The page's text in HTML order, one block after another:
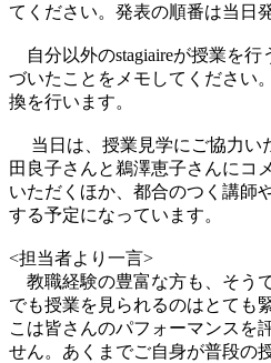
てください。発表の順番は当日
自分以外のstagiaireが授業を行
づいたことをメモしてください
換を行います。
当日は、授業見学にご協力い
田良子さんと鵜澤恵子さんにコ
いただくほか、都合のつく講師
する予定になっています。
<担当者より一言>
教職経験の豊富な方も、そう
でも授業を見られるのはとても
こは皆さんのパフォーマンスを
せん。あくまでご自身が普段の